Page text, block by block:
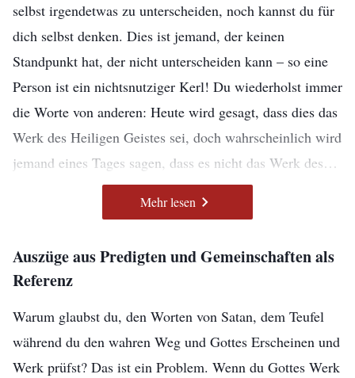
selbst irgendetwas zu unterscheiden, noch kannst du für
dich selbst denken. Dies ist jemand, der keinen
Standpunkt hat, der nicht unterscheiden kann – so eine
Person ist ein nichtsnutziger Kerl! Du wiederholst immer
die Worte von anderen: Heute wird gesagt, dass dies das
Werk des Heiligen Geistes sei, doch wahrscheinlich wird
jemand eines Tages sagen, dass es nicht das Werk des
Heiligen Geistes sei, sondern nichts anderes als die
Taten des Menschen – trotzdem kannst du dies nicht
sagen, sagst du dasselbe. Es ist wirklich das Werk des
Heiligen Geistes, aber du sagst, es sei das Wirken des
Menschen. Bist du nicht einer derjenigen geworden, die
gegen das Werk des Heiligen Geistes lästern? Hast du
dich damit nicht Gott widersetzt, weil du nicht
diejenigen, die Gott und Sein Werk kennen, können Gott
Es wäre am besten, wenn die Menschen, die behaupten,
würden, um zu sehen, an wen sie eigentlich glauben: Ist
es wirklich Gott, an den du glaubst, oder Satan? Wenn
Mehr lesen
Auszüge aus Predigten und Gemeinschaften als
Referenz
Warum glaubst du, den Worten von Satan, dem Teufel
während du den wahren Weg und Gottes Erscheinen und
Werk prüfst? Das ist ein Problem. Wenn du Gottes Werk